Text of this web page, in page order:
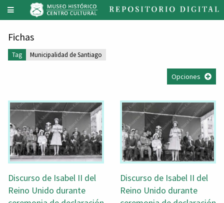
Fichas
Tag Municipalidad de Santiago
Opciones
Discurso de Isabel II del
Reino Unido durante
Discurso de Isabel II del
Reino Unido durante